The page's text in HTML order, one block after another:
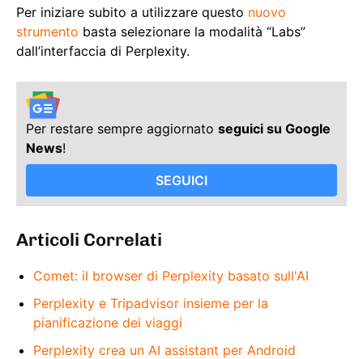
Per iniziare subito a utilizzare questo nuovo
strumento basta selezionare la modalità “Labs”
dall’interfaccia di Perplexity.
Per restare sempre aggiornato seguici su Google
News!
SEGUICI
Articoli Correlati
Comet: il browser di Perplexity basato sull'AI
Perplexity e Tripadvisor insieme per la
pianificazione dei viaggi
Perplexity crea un AI assistant per Android